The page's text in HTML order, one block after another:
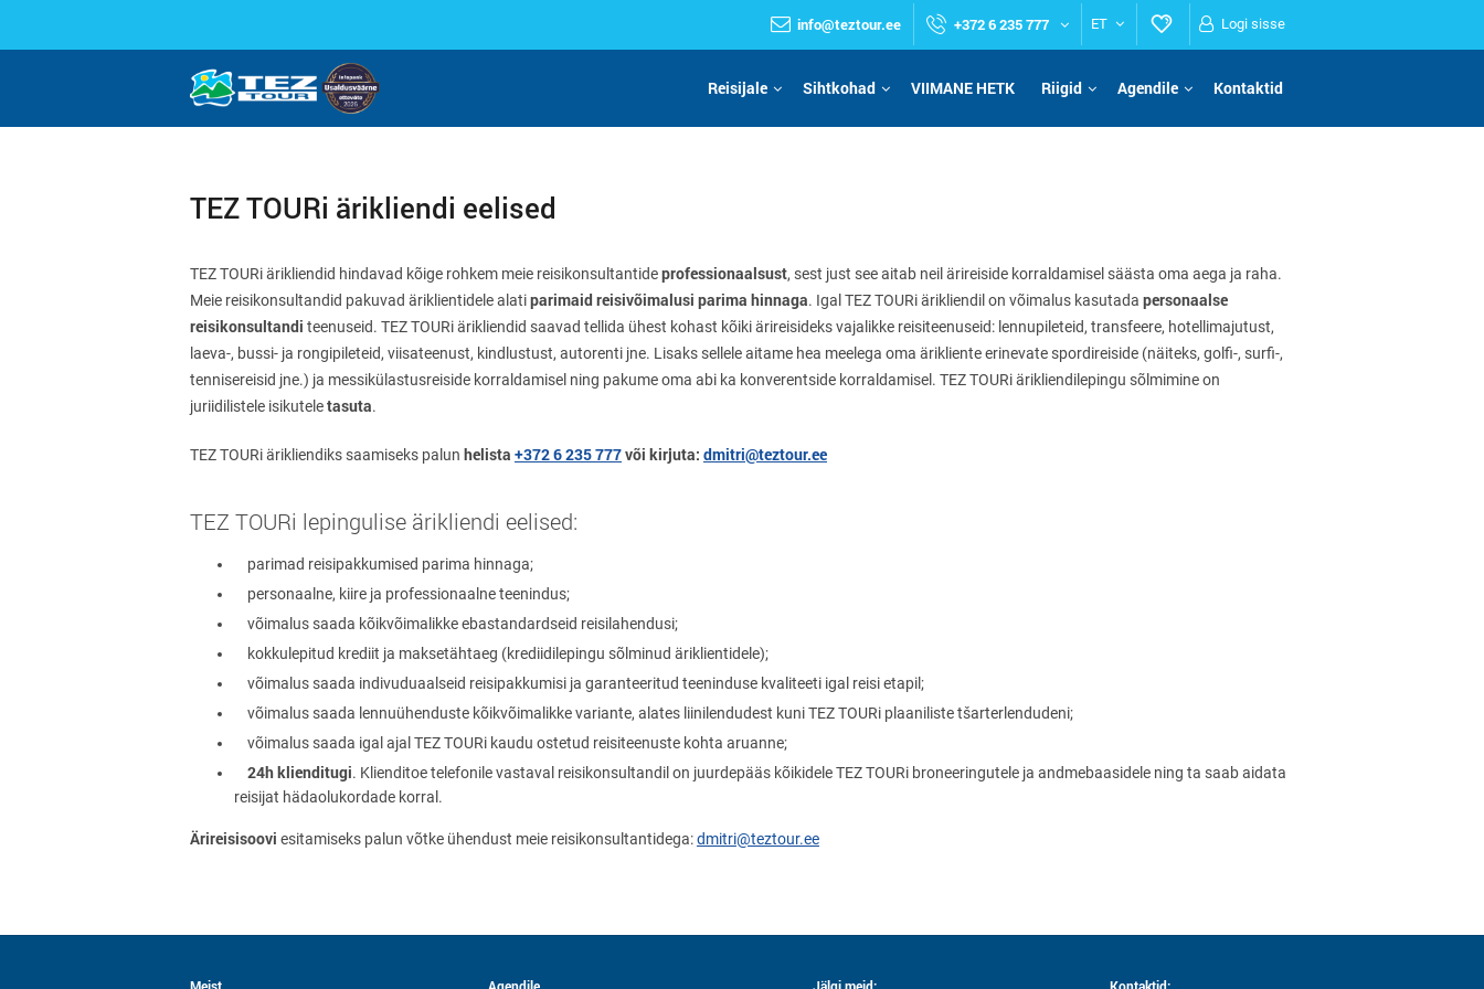
info@teztour.ee +372 6 235 777 ET Logi sisse
Reisijale Sihtkohad VIIMANE HETK Riigid Agendile Kontaktid
TEZ TOURi ärikliendi eelised
TEZ TOURi ärikliendid hindavad kõige rohkem meie reisikonsultantideprofessionaalsust, sest just see aitab neil ärireiside korraldamisel säästa oma aega ja raha.
Meie reisikonsultandid pakuvad äriklientidele alatiparimaid reisivõimalusi parima hinnaga. Igal TEZ TOURi ärikliendil on võimalus kasutada personaalse
reisikonsultandi teenuseid. TEZ TOURi ärikliendid saavad tellida ühest kohast kõiki ärireisideks vajalikke reisiteenuseid: lennupileteid, transfeere, hotellimajutust,
laeva-, bussi- ja rongipileteid, viisateenust, kindlustust, autorenti jne. Lisaks sellele aitame hea meelega oma ärikliente erinevate spordireiside (näiteks, golfi-, surfi-,
tennisereisid jne.) ja messikülastusreiside korraldamisel ning pakume oma abi ka konverentside korraldamisel. TEZ TOURi ärikliendilepingu sõlmimine on
juriidilistele isikuteletasuta.
TEZ TOURi ärikliendiks saamiseks palun helista +372 6 235 777või kirjuta: dmitri@teztour.ee
TEZ TOURi lepingulise ärikliendi eelised:
parimad reisipakkumised parima hinnaga;
personaalne, kiire ja professionaalne teenindus;
võimalus saada kõikvõimalikke ebastandardseid reisilahendusi;
kokkulepitud krediit ja maksetähtaeg (krediidilepingu sõlminud äriklientidele);
võimalus saada indivuduaalseid reisipakkumisi ja garanteeritud teeninduse kvaliteeti igal reisi etapil;
võimalus saada lennuühenduste kõikvõimalikke variante, alates liinilendudest kuni TEZ TOURi plaaniliste tšarterlendudeni;
võimalus saada igal ajal TEZ TOURi kaudu ostetud reisiteenuste kohta aruanne;
24h klienditugi. Klienditoe telefonile vastaval reisikonsultandil on juurdepääs kõikidele TEZ TOURi broneeringutele ja andmebaasidele ning ta saab aidata
reisijat hädaolukordade korral.
Ärireisisoovi esitamiseks palun võtke ühendust meie reisikonsultantidega:dmitri@teztour.ee